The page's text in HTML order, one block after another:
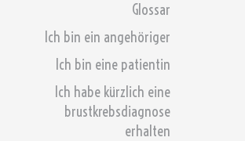
Glossar
Ich bin ein angehöriger
Ich bin eine patientin
Ich habe kürzlich eine
brustkrebsdiagnose
erhalten